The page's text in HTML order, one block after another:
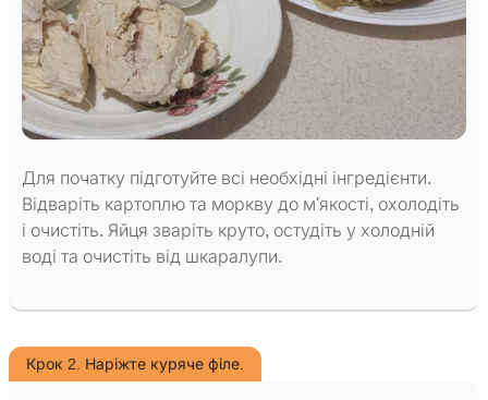
Для початку підготуйте всі необхідні інгредієнти.
Відваріть картоплю та моркву до м'якості, охолодіть
і очистіть. Яйця зваріть круто, остудіть у холодній
воді та очистіть від шкаралупи.
Крок 2. Наріжте куряче філе.